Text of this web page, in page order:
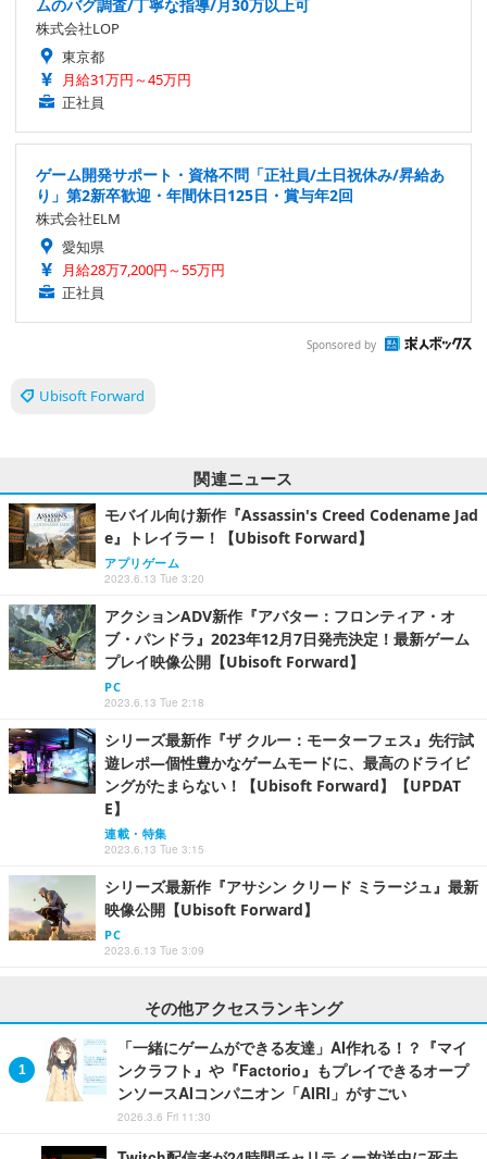
ムのバグ調査/丁寧な指導/月30万以上可
株式会社LOP
東京都
月給31万円～45万円
正社員
ゲーム開発サポート・資格不問「正社員/土日祝休み/昇給あ
り」第2新卒歓迎・年間休日125日・賞与年2回
株式会社ELM
愛知県
月給28万7,200円～55万円
正社員
Sponsored by
Ubisoft Forward
関連ニュース
モバイル向け新作『Assassin's Creed Codename Jad
e』トレイラー！【Ubisoft Forward】
アプリゲーム
2023.6.13 Tue 3:20
アクションADV新作『アバター：フロンティア・オ
ブ・パンドラ』2023年12月7日発売決定！最新ゲーム
プレイ映像公開【Ubisoft Forward】
PC
2023.6.13 Tue 2:18
シリーズ最新作『ザ クルー：モーターフェス』先行試
遊レポ―個性豊かなゲームモードに、最高のドライビ
ングがたまらない！【Ubisoft Forward】【UPDAT
E】
連載・特集
2023.6.13 Tue 3:15
シリーズ最新作『アサシン クリード ミラージュ』最新
映像公開【Ubisoft Forward】
PC
2023.6.13 Tue 3:09
その他アクセスランキング
「一緒にゲームができる友達」AI作れる！？『マイ
ンクラフト』や『Factorio』もプレイできるオープ
ンソースAIコンパニオン「AIRI」がすごい
2026.3.6 Fri 11:30